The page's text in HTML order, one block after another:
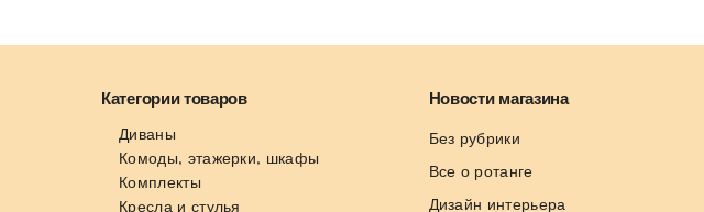
Категории товаров
Диваны
Комоды, этажерки, шкафы
Комплекты
Кресла и стулья
Новости магазина
Без рубрики
Все о ротанге
Дизайн интерьера